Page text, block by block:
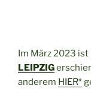
Im März 2023 ist
LEIPZIG
anderem HIER*